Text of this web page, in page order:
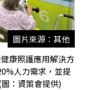
圖片來源：其他
康照護應用解決方
人力需求，並提
：資策會提供)